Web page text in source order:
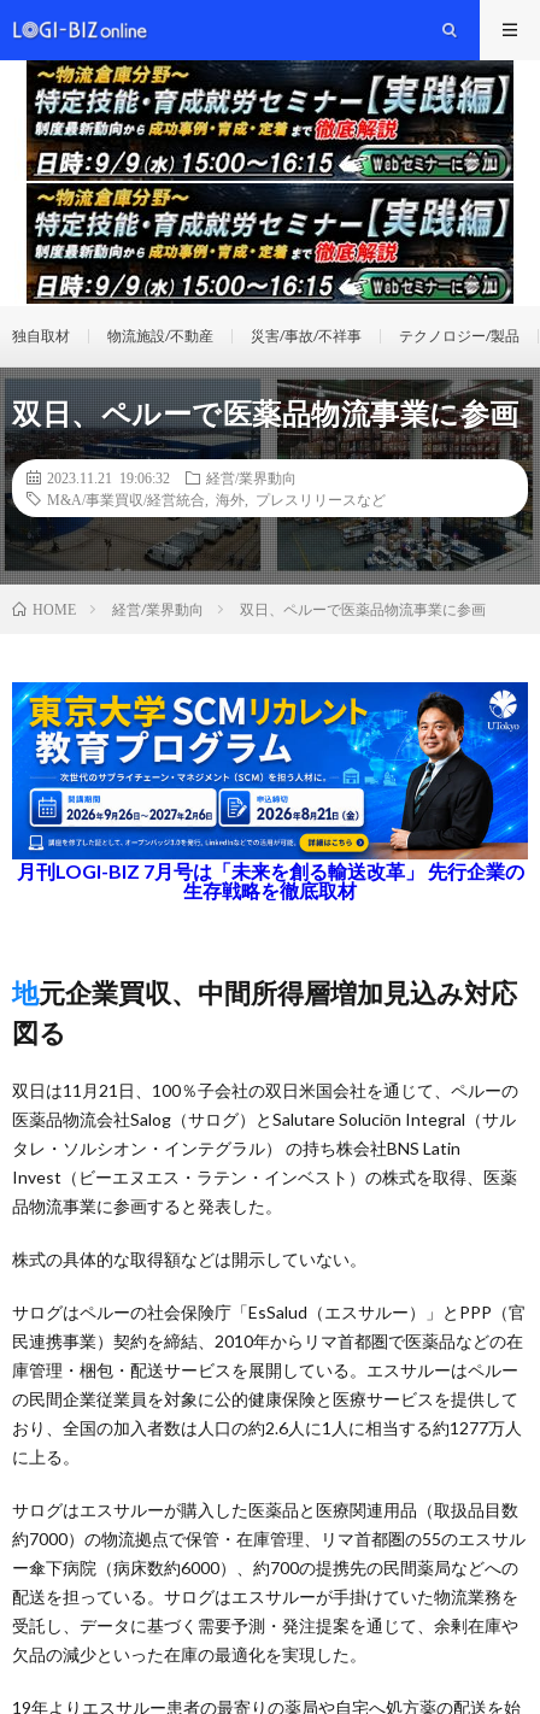
独自取材 物流施設/不動産 災害/事故/不祥事 テクノロジー/製品
双日、ペルーで医薬品物流事業に参画
2023.11.21 19:06:32
経営/業界動向
M&A/事業買収/経営統合
海外 プレスリリースなど
HOME 経営/業界動向 双日、ペルーで医薬品物流事業に参画
月刊LOGI-BIZ 7月号は「未来を創る輸送改革」 先行企業の
生存戦略を徹底取材
地元企業買収、中間所得層増加見込み対応
図る
双日は11月21日、100％子会社の双日米国会社を通じて、ペルーの
医薬品物流会社Salog（サログ）とSalutare Soluciōn Integral（サル
タレ・ソルシオン・インテグラル） の持ち株会社BNS Latin
Invest（ビーエヌエス・ラテン・インベスト）の株式を取得、医薬
品物流事業に参画すると発表した。
株式の具体的な取得額などは開示していない。
サログはペルーの社会保険庁「EsSalud（エスサルー）」とPPP（官
民連携事業）契約を締結、2010年からリマ首都圏で医薬品などの在
庫管理・梱包・配送サービスを展開している。エスサルーはペルー
の民間企業従業員を対象に公的健康保険と医療サービスを提供して
おり、全国の加入者数は人口の約2.6人に1人に相当する約1277万人
に上る。
サログはエスサルーが購入した医薬品と医療関連用品（取扱品目数
約7000）の物流拠点で保管・在庫管理、リマ首都圏の55のエスサル
ー傘下病院（病床数約6000）、約700の提携先の民間薬局などへの
配送を担っている。サログはエスサルーが手掛けていた物流業務を
受託し、データに基づく需要予測・発注提案を通じて、余剰在庫や
欠品の減少といった在庫の最適化を実現した。
19年よりエスサルー患者の最寄りの薬局や自宅へ処方薬の配送を始